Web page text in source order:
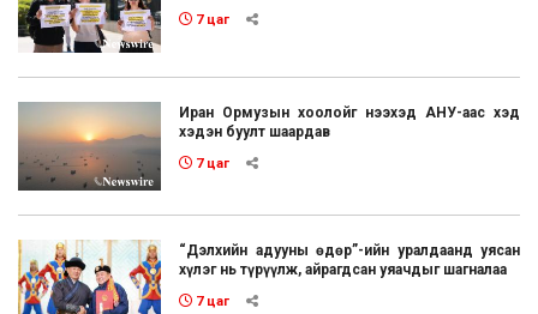
7 цаг
Иран Ормузын хоолойг нээхэд АНУ-аас хэд
хэдэн буулт шаардав
7 цаг
“Дэлхийн адууны өдөр”-ийн уралдаанд уясан
хүлэг нь түрүүлж, айрагдсан уяачдыг шагналаа
7 цаг